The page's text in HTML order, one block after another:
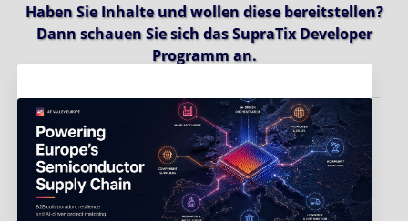
Haben Sie Inhalte und wollen diese bereitstellen?
Dann schauen Sie sich dasSupraTix Developer
Programman.